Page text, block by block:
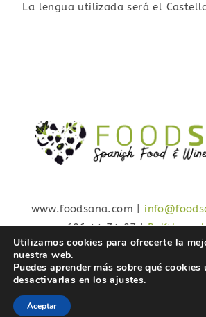
La lengua utilizada será el
www.foodsana.com |
606 44 74 27 |Política
© COPYRIGHT 2023 - FOODSANA
Utilizamos cookies para ofrecerte la
nuestra web.
Puedes aprender más sobre qué
desactivarlas en losajustes.
Aceptar